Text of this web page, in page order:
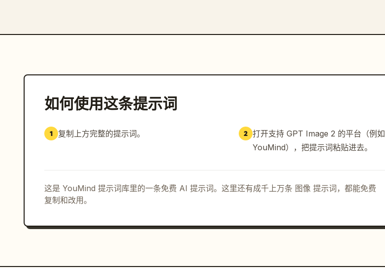
如何使用这条提示词
1 复制上方完整的提示词。 2 打开支持 GPT Image 2 的平台（例如
YouMind），把提示词粘贴进去。
这是 YouMind 提示词库里的一条免费 AI 提示词。这里还有成千上万条 图像 提示词，都能免费
复制和改用。